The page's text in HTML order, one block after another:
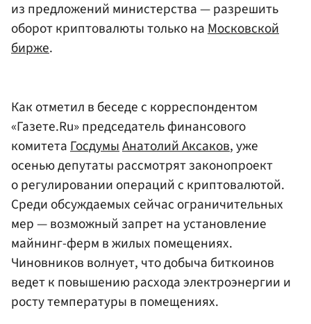
из предложений министерства — разрешить
оборот криптовалюты только наМосковской
бирже.
Как отметил в беседе с корреспондентом
«Газете.Ru» председатель финансового
комитетаГосдумыАнатолий Аксаков, уже
осенью депутаты рассмотрят законопроект
о регулировании операций с криптовалютой.
Среди обсуждаемых сейчас ограничительных
мер — возможный запрет на установление
майнинг-ферм в жилых помещениях.
Чиновников волнует, что добыча биткоинов
ведет к повышению расхода электроэнергии и
росту температуры в помещениях.